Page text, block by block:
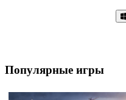
Популярные игры